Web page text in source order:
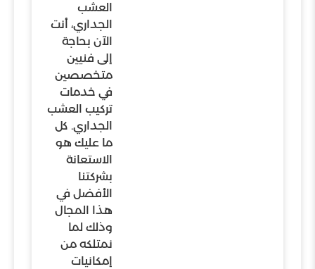
العشب
الجداري، أنت
الآن بحاجة
إلى فنيين
متخصصين
في خدمات
تركيب العشب
الجداري. كل
ما عليك هو
الاستعانة
بشركتنا
الأفضل في
هذا المجال
وذلك لما
نمتلكه من
إمكانيات